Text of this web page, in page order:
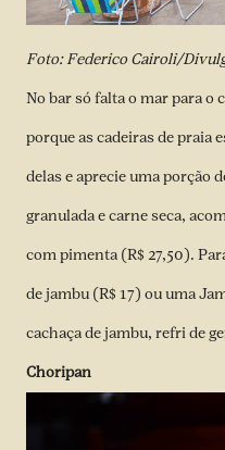
Foto: Federico Cairoli/
No bar só falta o mar para
porque as cadeiras de praia
delas e aprecie uma porção
granulada e carne seca,
com pimenta (R$ 27,50).
de jambu (R$ 17) ou uma
cachaça de jambu, refri de
Choripan